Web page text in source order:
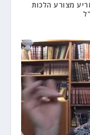
מצורע הלכות